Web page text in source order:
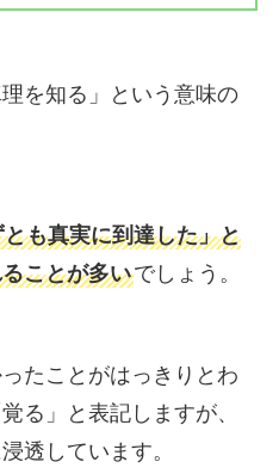
を知る」という意味の
も真実に到達した」と
ことが多いでしょう。
たことがはっきりとわ
る」と表記しますが、
透しています。